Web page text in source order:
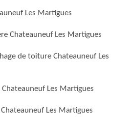
Les Martigues
Chateauneuf Les Martigues
de toiture Chateauneuf Les
Les Martigues
Les Martigues